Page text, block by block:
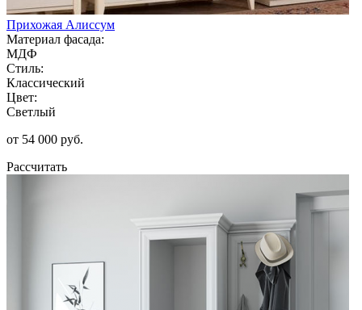
Прихожая Алиссум
Материал фасада:
МДФ
Стиль:
Классический
Цвет:
Светлый
от 54 000 руб.
Рассчитать